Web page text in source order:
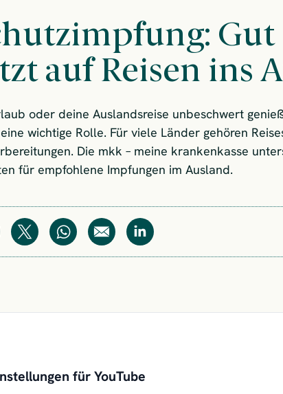
Gut
auf Reisen ins
oder deine Auslandsreise unbeschwert
wichtige Rolle. Für viele Länder gehören
Die mkk – meine krankenkasse
für empfohlene Impfungen im Ausland.
Teilen WhatsAppE-Mail Teilen
für YouTube